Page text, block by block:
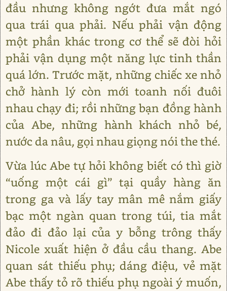
đầu nhưng không ngớt đưa mắt ngó
qua trái qua phải. Nếu phải vận động
một phần khác trong cơ thể sẽ đòi hỏi
phải vận dụng một năng lực tinh thần
quá lớn. Trước mặt, những chiếc xe nhỏ
chở hành lý còn mới toanh nối đuôi
nhau chạy đi; rồi những bạn đồng hành
của Abe, những hành khách nhỏ bé,
nước da nâu, gọi nhau giọng nói the thé.
Vừa lúc Abe tự hỏi không biết có thì giờ
“uống một cái gì” tại quầy hàng ăn
trong ga và lấy tay mân mê nắm giấy
bạc một ngàn quan trong túi, tia mắt
đảo đi đảo lại của y bỗng trông thấy
Nicole xuất hiện ở đầu cầu thang. Abe
quan sát thiếu phụ; dáng điệu, vẻ mặt
Abe thấy tỏ rõ thiếu phụ ngoài ý muốn,